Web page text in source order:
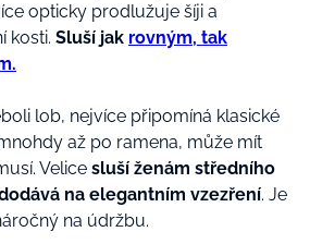
opticky prodlužuje šíji a
kosti. Sluší jak rovným, tak
lob, nejvíce připomíná klasické
až po ramena, může mít
Velice sluší ženám středního
na elegantním vzezření. Je
na údržbu.